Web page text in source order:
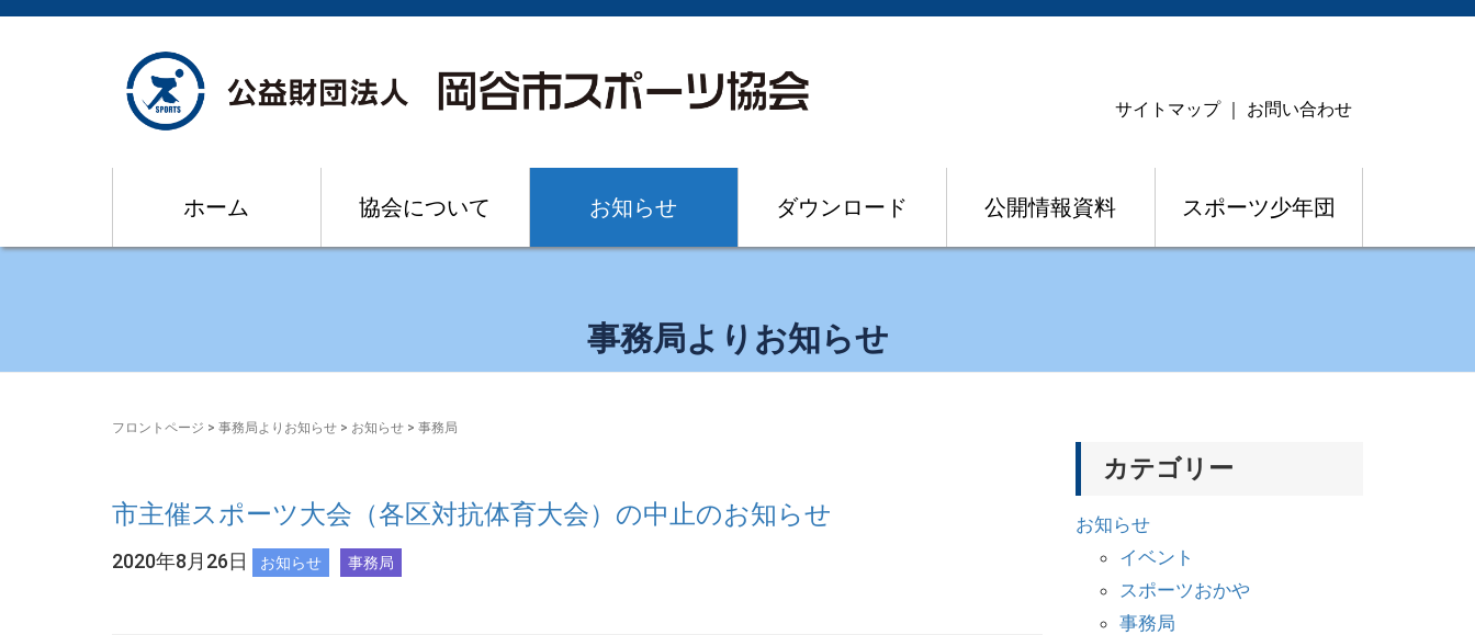
サイトマップ ｜ お問い合わせ
ホーム 協会について お知らせ ダウンロード 公開情報資料 スポーツ少年団
事務局よりお知らせ
フロントページ > 事務局よりお知らせ > お知らせ > 事務局
市主催スポーツ大会（各区対抗体育大会）の中止のお知らせ
2020年8月26日 お知らせ 事務局
カテゴリー
お知らせ
イベント
スポーツおかや
事務局